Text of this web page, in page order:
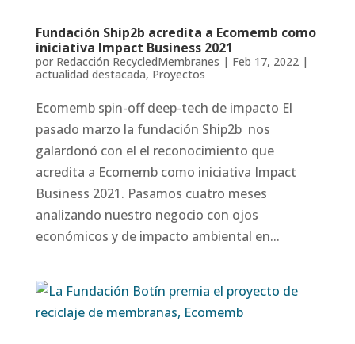
Fundación Ship2b acredita a Ecomemb como
iniciativa Impact Business 2021
por Redacción RecycledMembranes | Feb 17, 2022|
actualidad destacada, Proyectos
Ecomemb spin-off deep-tech de impacto El
pasado marzo la fundación Ship2b nos
galardonó con el el reconocimiento que
acredita a Ecomemb como iniciativa Impact
Business 2021. Pasamos cuatro meses
analizando nuestro negocio con ojos
económicos y de impacto ambiental en...